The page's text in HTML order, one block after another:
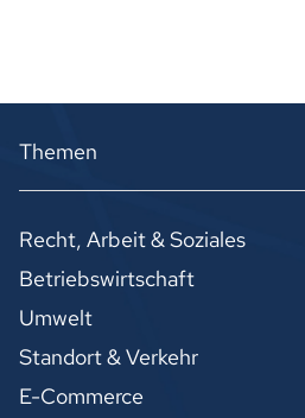
Themen
Recht, Arbeit & Soziales
Betriebswirtschaft
Umwelt
Standort & Verkehr
E-Commerce